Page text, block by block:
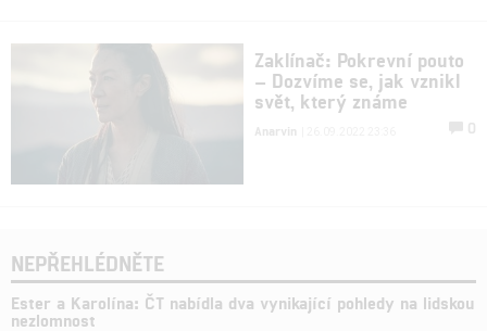
Zaklínač: Pokrevní pouto
– Dozvíme se, jak vznikl
svět, který známe
Anarvin 0
NEPŘEHLÉDNĚTE
Ester a Karolína: ČT nabídla dva vynikající pohledy na lidskou
nezlomnost